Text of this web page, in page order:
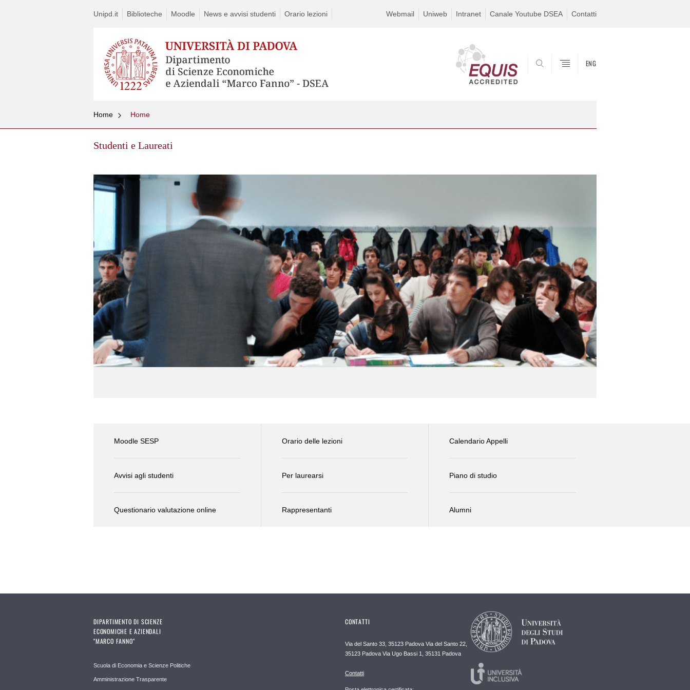
Unipd.it Biblioteche Moodle News e avvisi studenti Orario lezioni Webmail Uniweb Intranet Canale Youtube DSEA Contatti
ENG
Home Home
Studenti e Laureati
Moodle SESP Orario delle lezioni Calendario Appelli
Avvisi agli studenti Per laurearsi Piano di studio
Questionario valutazione online Rappresentanti Alumni
DIPARTIMENTO DI SCIENZE
ECONOMICHE E AZIENDALI
"MARCO FANNO"
Scuola di Economia e Scienze Politiche
Amministrazione Trasparente
CONTATTI
Via del Santo 33, 35123 Padova Via del Santo 22,
35123 Padova Via Ugo Bassi 1, 35131 Padova
Contatti